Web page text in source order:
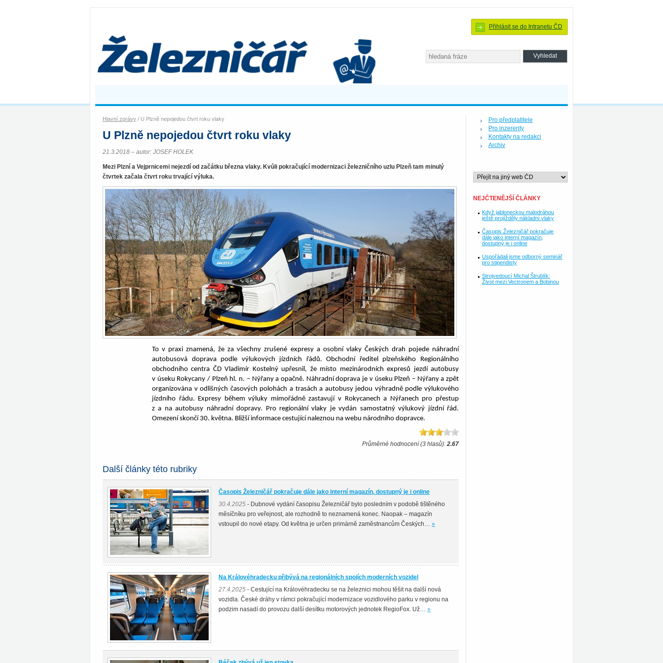
Přihlásit se do Intranetu ČD
Hlavní zprávy / U Plzně nepojedou čtvrt roku vlaky
U Plzně nepojedou čtvrt roku vlaky
21.3.2018 – autor: JOSEF HOLEK
Mezi Plzní a Vejprnicemi nejezdí od začátku března vlaky. Kvůli pokračující modernizaci železničního uzlu Plzeň tam minulý
čtvrtek začala čtvrt roku trvající výluka.
To v praxi znamená, že za všechny zrušené expresy a osobní vlaky Českých drah pojede náhradní
autobusová doprava podle výlukových jízdních řádů. Obchodní ředitel plzeňského Regionálního
obchodního centra ČD Vladimír Kostelný upřesnil, že místo mezinárodních expresů jezdí autobusy
v úseku Rokycany / Plzeň hl. n. – Nýřany a opačně. Náhradní doprava je v úseku Plzeň – Nýřany a zpět
organizována v odlišných časových polohách a trasách a autobusy jedou výhradně podle výlukového
jízdního řádu. Expresy během výluky mimořádně zastavují v Rokycanech a Nýřanech pro přestup
z a na autobusy náhradní dopravy. Pro regionální vlaky je vydán samostatný výlukový jízdní řád.
Omezení skončí 30. května. Bližší informace cestující naleznou na webu národního dopravce.
Průměrné hodnocení (3 hlasů): 2.67
Další články této rubriky
Časopis Železničář pokračuje dále jako interní magazín, dostupný je i online
30.4.2025 - Dubnové vydání časopisu Železničář bylo posledním v podobě tištěného
měsíčníku pro veřejnost, ale rozhodně to neznamená konec. Naopak – magazín
vstoupil do nové etapy. Od května je určen primárně zaměstnancům Českých… »
Na Královéhradecku přibývá na regionálních spojích moderních vozidel
27.4.2025 - Cestující na Královéhradecku se na železnici mohou těšit na další nová
vozidla. České dráhy v rámci pokračující modernizace vozidlového parku v regionu na
podzim nasadí do provozu další desítku motorových jednotek RegioFox. Už… »
Pro předplatitele
Pro inzerenty
Kontakty na redakci
Archiv
NEJČTENĚJŠÍ ČLÁNKY
Když jabloneckou malodráhou
ještě projížděly nákladní vlaky
Časopis Železničář pokračuje
dále jako interní magazín,
dostupný je i online
Uspořádali jsme odborný seminář
pro stipendisty
Strojvedoucí Michal Štrublík:
Život mezi Vectronem a Bobinou